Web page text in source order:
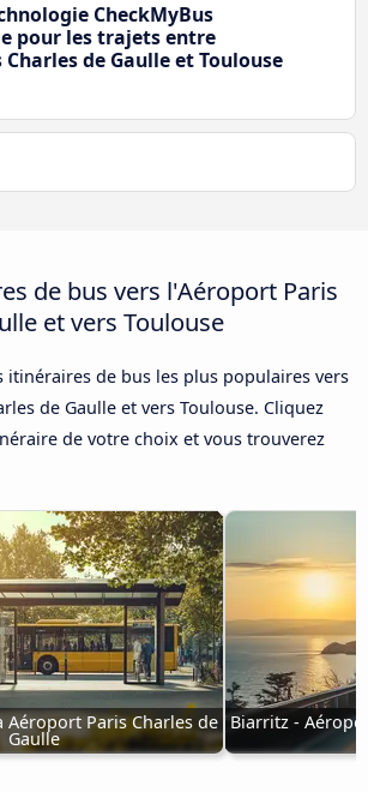
CheckMyBus
pour les trajets entre
Charles de Gaulle et Toulouse
de bus vers l'Aéroport Paris
et vers Toulouse
itinéraires de bus les plus populaires vers
de Gaulle et vers Toulouse. Cliquez
de votre choix et vous trouverez
Aéroport Paris Charles de
Gaulle
Biarritz -